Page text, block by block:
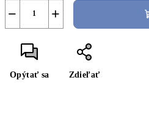
+
−
Opýtať sa Zdieľať